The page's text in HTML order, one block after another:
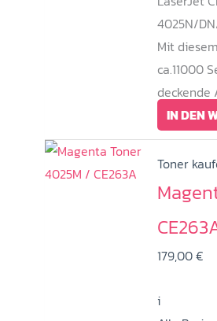
4025N/
Mit
ca.11000
deckende
IN DEN
Toner
179,00€
i